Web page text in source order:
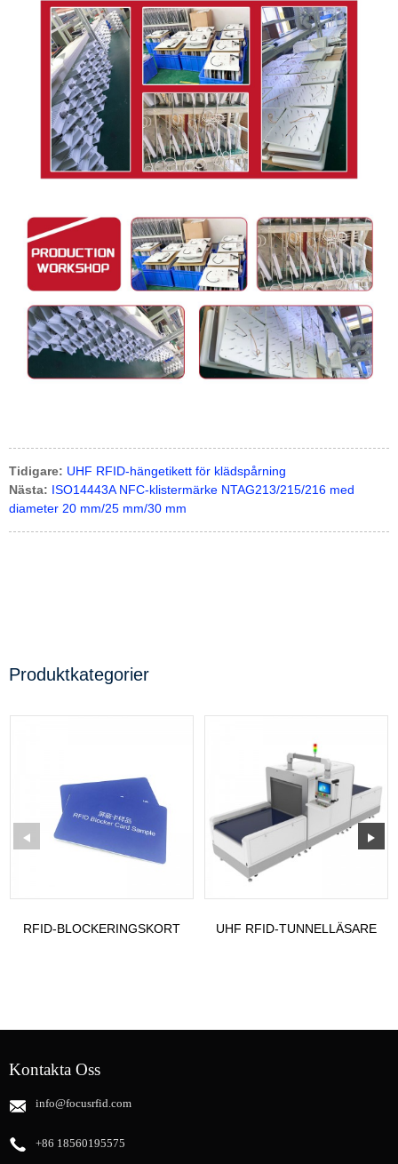
Tidigare: UHF RFID-hängetikett för klädspårning
Nästa: ISO14443A NFC-klistermärke NTAG213/215/216 med
diameter 20 mm/25 mm/30 mm
Produktkategorier
RFID-BLOCKERINGSKORT
UHF RFID-TUNNELLÄSARE
Kontakta Oss
info@focusrfid.com
+86 18560195575